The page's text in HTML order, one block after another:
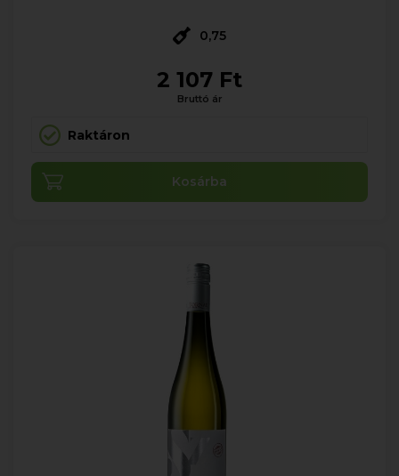
0,75
2 107 Ft
Bruttó ár
Raktáron
Kosárba